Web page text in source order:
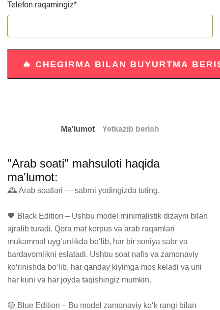
Telefon raqamingiz*
Ma'lumot Yetkazib berish
"Arab soati" mahsuloti haqida
ma'lumot:
🕰 Arab soatlari — sabrni yodingizda tuting.
🖤 Black Edition – Ushbu model minimalistik dizayni bilan
ajralib turadi. Qora mat korpus va arab raqamlari
mukammal uyg‘unlikda bo‘lib, har bir soniya sabr va
bardavomlikni eslatadi. Ushbu soat nafis va zamonaviy
ko‘rinishda bo‘lib, har qanday kiyimga mos keladi va uni
har kuni va har joyda taqishingiz mumkin.
🔵 Blue Edition – Bu model zamonaviy ko‘k rangi bilan